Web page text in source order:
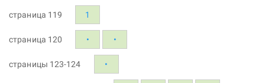
страница 119 1
страница 120 • •
страницы 123-124 •